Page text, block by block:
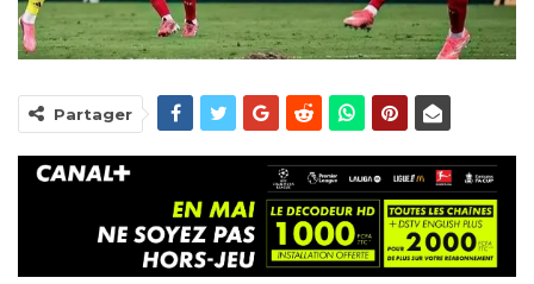
Partager